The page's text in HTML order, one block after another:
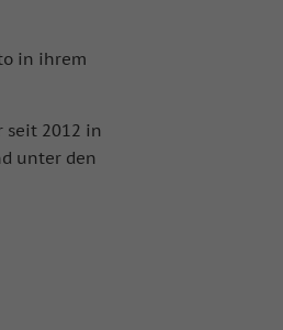
in ihrem
seit 2012 in
unter den